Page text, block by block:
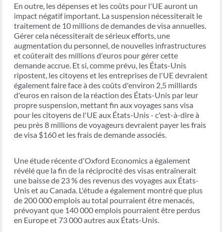
En outre, les dépenses et les coûts pour l'UE auront un
impact négatif important. La suspension nécessiterait le
traitement de 10 millions de demandes de visa annuelles.
Gérer cela nécessiterait de sérieux efforts, une
augmentation du personnel, de nouvelles infrastructures
et coûterait des millions d'euros pour gérer cette
demande accrue. Et si, comme prévu, les États-Unis
ripostent, les citoyens et les entreprises de l'UE devraient
également faire face à des coûts d'environ 2,5 milliards
d'euros en raison de la réaction des États-Unis par leur
propre suspension, mettant fin aux voyages sans visa
pour les citoyens de l'UE aux États-Unis - c'est-à-dire à
peu près 8 millions de voyageurs devraient payer les frais
de visa $160 et les frais de demande associés.
Une étude récente d'Oxford Economics a également
révélé que la fin de la réciprocité des visas entraînerait
une baisse de 23 % des revenus des voyages aux États-
Unis et au Canada. L'étude a également montré que plus
de 200 000 emplois au total pourraient être menacés,
prévoyant que 140 000 emplois pourraient être perdus
en Europe et 73 000 autres aux États-Unis.